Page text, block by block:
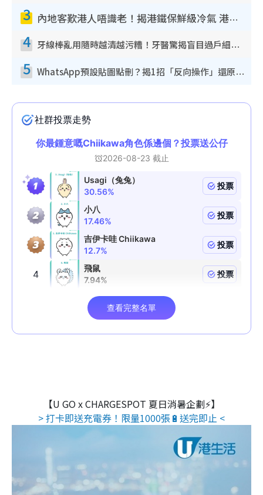
3 內地客歎港人唔識老！揭港鐵保鮮級冷氣 港人求放過：咪投訴
4 牙線棒亂用隨時越清越污糟！牙醫驚揭盲目過戶細菌恐致蛀牙：呢種先係日常真保養
5 WhatsApp預設貼圖點刪？揭1招「反向操作」還原簡潔介面 附3步實測教學
【U GO x CHARGESPOT 夏日消暑企劃⚡】
> 打卡即送充電券！限量1000張🔋送完即止 <